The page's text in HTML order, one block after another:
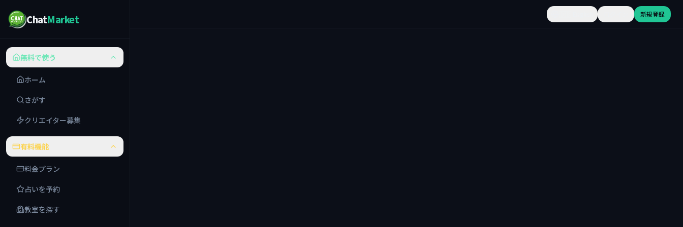
ChatMarket
無料で使う
ホーム
さがす
クリエイター募集
有料機能
料金プラン
占いを予約
教室を探す
新規登録